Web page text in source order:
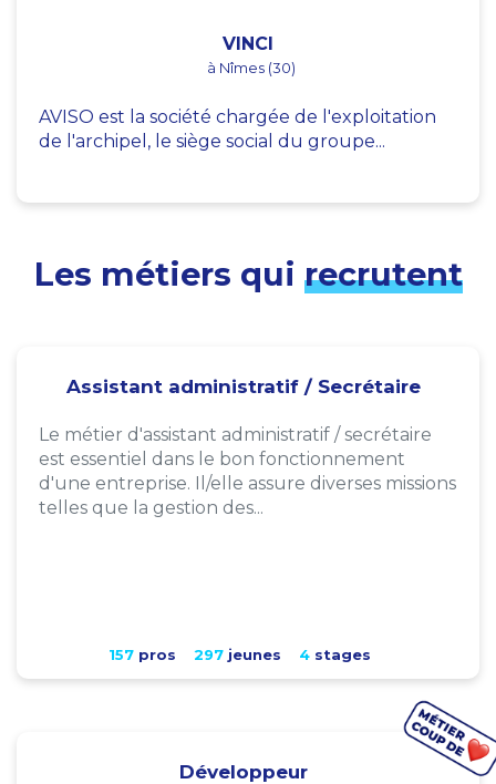
VINCI
à Nîmes (30)
AVISO est la société chargée de l'exploitation
de l'archipel, le siège social du groupe...
Les métiers qui recrutent
Assistant administratif / Secrétaire
Le métier d'assistant administratif / secrétaire
est essentiel dans le bon fonctionnement
d'une entreprise. Il/elle assure diverses missions
telles que la gestion des...
157pros 297jeunes 4stages
Développeur